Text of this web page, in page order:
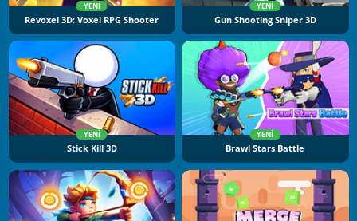
YENI
Revoxel 3D: Voxel RPG Shooter
YENI
Gun Shooting Sniper 3D
YENI
Stick Kill 3D
YENI
Brawl Stars Battle